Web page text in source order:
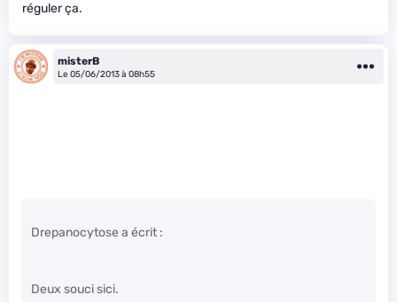
réguler ça.
misterB
Le 05/06/2013 à 08h55
Drepanocytose a écrit :
Deux souci sici.